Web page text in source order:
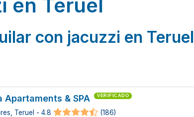
en Teruel
con jacuzzi en Teruel
Apartaments & SPA VERIFICADO
Teruel - 4.8 (186)